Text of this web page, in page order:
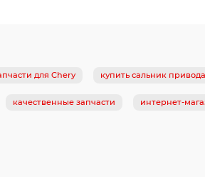
для Chery купить сальник
качественные запчасти интернет-